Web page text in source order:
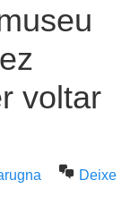
voltar
Deixe